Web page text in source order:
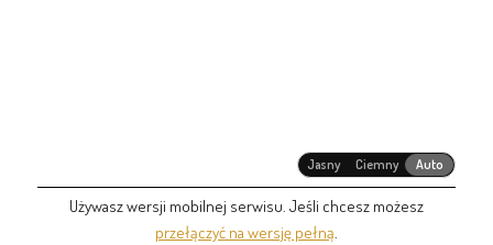
Jasny Ciemny Auto
Używasz wersji mobilnej serwisu. Jeśli chcesz możesz
przełączyć na wersję pełną